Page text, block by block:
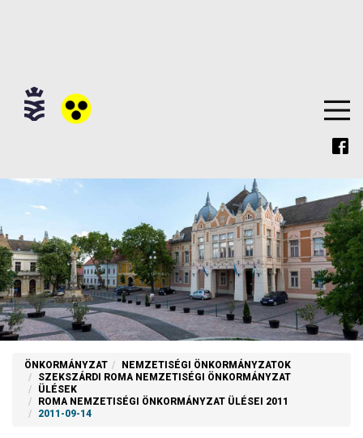
ÖNKORMÁNYZAT
NEMZETISÉGI ÖNKORMÁNYZATOK
SZEKSZÁRDI ROMA NEMZETISÉGI ÖNKORMÁNYZAT
ÜLÉSEK
ROMA NEMZETISÉGI ÖNKORMÁNYZAT ÜLÉSEI 2011
2011-09-14